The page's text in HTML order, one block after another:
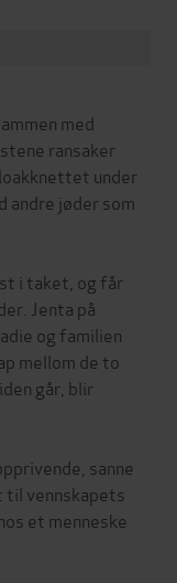
med
ransaker
under
andre jøder som
i taket, og får
Jenta på
og familien
mellom de to
går, blir
sanne
til vennskapets
et menneske